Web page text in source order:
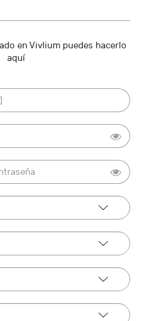
en Vivlium puedes hacerlo
aquí